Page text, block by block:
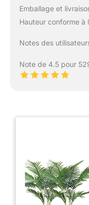
Emballage et
Hauteur conforme à
Notes des
Note de 4.5 pour